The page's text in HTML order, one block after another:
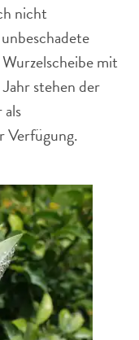
nicht
mit
stehen der
Verfügung.